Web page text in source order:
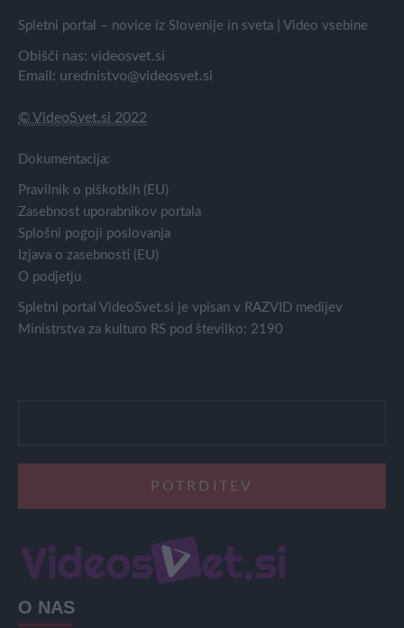
Spletni portal – novice iz Slovenije in sveta | Video vsebine
Obišči nas: videosvet.si
Email: urednistvo@videosvet.si
© VideoSvet.si 2022
Dokumentacija:
Pravilnik o piškotkih (EU)
Zasebnost uporabnikov portala
Splošni pogoji poslovanja
Izjava o zasebnosti (EU)
O podjetju
Spletni portal VideoSvet.si je vpisan v RAZVID medijev
Ministrstva za kulturo RS pod številko: 2190
O NAS